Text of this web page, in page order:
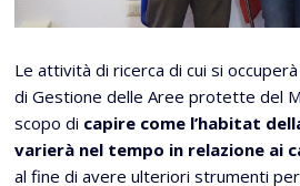
Le attività di ricerca di cui si
di Gestione delle Aree protette del
scopo di capire come l’habitat
varierà nel tempo in relazione ai
al fine di avere ulteriori strumenti